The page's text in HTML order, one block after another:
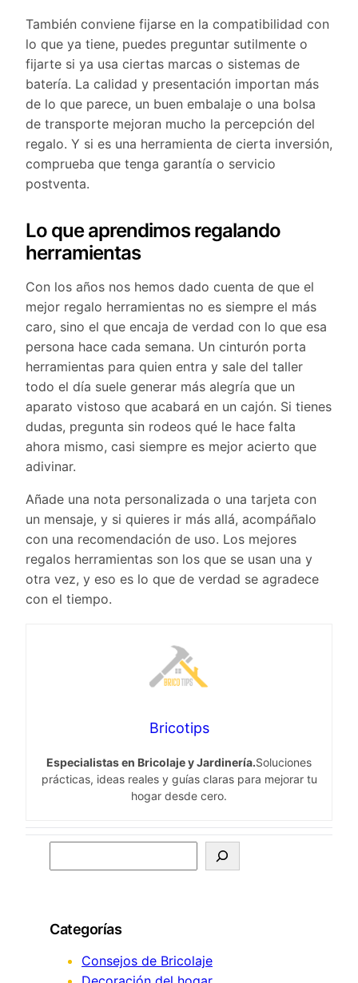
También conviene fijarse en la compatibilidad con
lo que ya tiene, puedes preguntar sutilmente o
fijarte si ya usa ciertas marcas o sistemas de
batería. La calidad y presentación importan más
de lo que parece, un buen embalaje o una bolsa
de transporte mejoran mucho la percepción del
regalo. Y si es una herramienta de cierta inversión,
comprueba que tenga garantía o servicio
postventa.
Lo que aprendimos regalando
herramientas
Con los años nos hemos dado cuenta de que el
mejor regalo herramientas no es siempre el más
caro, sino el que encaja de verdad con lo que esa
persona hace cada semana. Un cinturón porta
herramientas para quien entra y sale del taller
todo el día suele generar más alegría que un
aparato vistoso que acabará en un cajón. Si tienes
dudas, pregunta sin rodeos qué le hace falta
ahora mismo, casi siempre es mejor acierto que
adivinar.
Añade una nota personalizada o una tarjeta con
un mensaje, y si quieres ir más allá, acompáñalo
con una recomendación de uso. Los mejores
regalos herramientas son los que se usan una y
otra vez, y eso es lo que de verdad se agradece
con el tiempo.
Bricotips
Especialistas en Bricolaje y Jardinería.Soluciones
prácticas, ideas reales y guías claras para mejorar tu
hogar desde cero.
e
c
Categorías
Consejos de Bricolaje